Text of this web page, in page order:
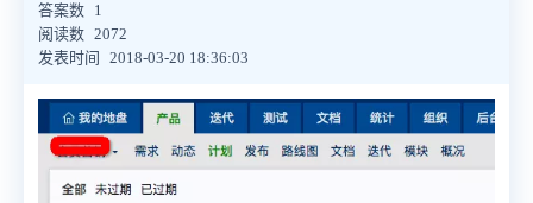
答案数 1
阅读数 2072
发表时间
2018-03-20 18:36:03